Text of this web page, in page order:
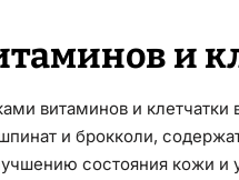
и
витаминов и клетчатки
и брокколи,
состояния кожи